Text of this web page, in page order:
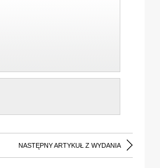
NASTĘPNY ARTYKUŁ Z WYDANIA